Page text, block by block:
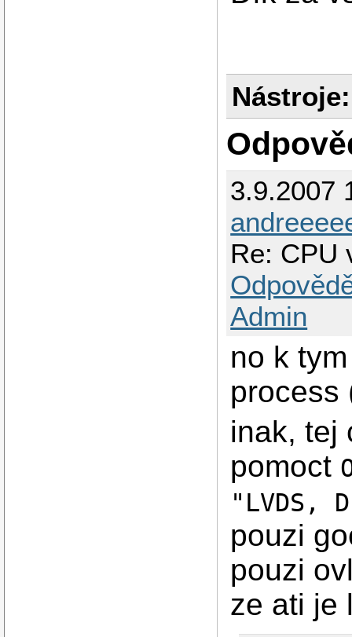
Nástroje:
3.9.2007
Re: CPU
Admin
no k
process
inak, tej
pomoct
"LVDS,
pouzi
pouzi
ze ati je